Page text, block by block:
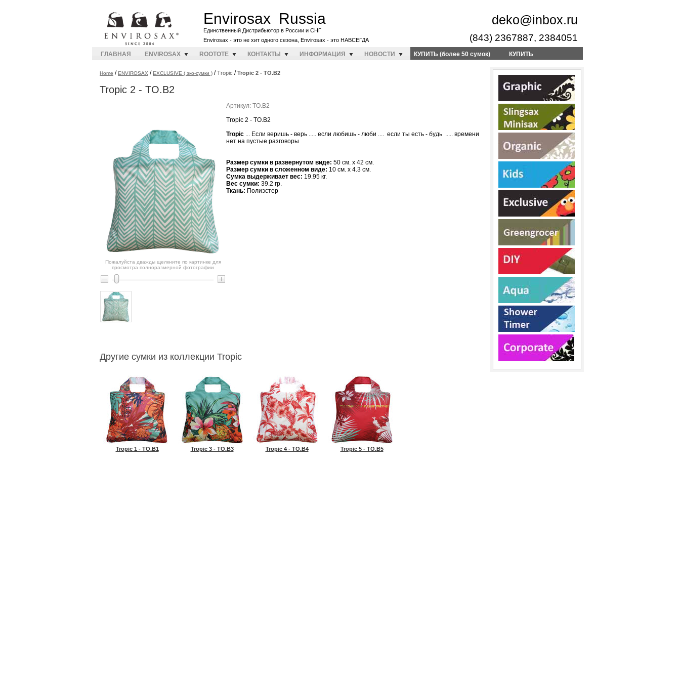
Envirosax Russia
Единственный Дистрибьютор в России и СНГ
Envirosax - это не хит одного сезона, Envirosax - это НАВСЕГДА
deko@inbox.ru
(843) 2367887, 2384051
ГЛАВНАЯ ENVIROSAX ROOTOTE КОНТАКТЫ ИНФОРМАЦИЯ НОВОСТИ КУПИТЬ (более 50 сумок) КУПИТЬ
Home /ENVIROSAX /EXCLUSIVE ( эко-сумки ) /Tropic /Tropic 2 - TO.B2
Tropic 2 - TO.B2
Пожалуйста дважды щелкните по картинке для
просмотра полноразмерной фотографии
Артикул: TO.B2
Tropic 2 - TO.B2
Tropic ... Если веришь - верь ..... если любишь - люби .... если ты есть - будь ..... времени
нет на пустые разговоры
Размер сумки в развернутом виде: 50 см. x 42 см.
Размер сумки в сложенном виде: 10 см. x 4.3 см.
Cумка выдерживает вес: 19.95 кг.
Вес сумки: 39.2 гр.
Ткань: Полиэстер
Другие сумки из коллекции Tropic
Tropic 1 - TO.B1 Tropic 3 - TO.B3 Tropic 4 - TO.B4 Tropic 5 - TO.B5